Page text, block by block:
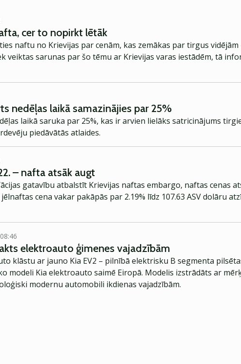
cer to nopirkt lētāk
naftu no Krievijas par cenām, kas zemākas par tirgus vidējām
veiktas sarunas par šo tēmu ar Krievijas varas iestādēm, tā
nedēļas laikā samazinājies par 25%
laikā saruka par 25%, kas ir arvien lielāks satricinājums
piedāvātās atlaides.
– nafta atsāk augt
gatavību atbalstīt Krievijas naftas embargo, naftas cenas
cena vakar pakāpās par 2.19% līdz 107.63 ASV dolāru
elektroauto ģimenes vajadzībām
klāstu ar jauno Kia EV2 – pilnībā elektrisku B segmenta
modeli Kia elektroauto saimē Eiropā. Modelis izstrādāts ar
modernu automobili ikdienas vajadzībām.